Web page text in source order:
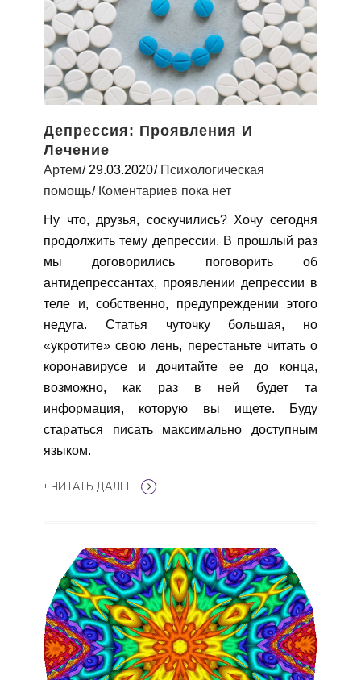
Депрессия: Проявления И
Лечение
Артем 29.03.2020
Психологическая
помощь
Коментариев пока нет
Ну что, друзья, соскучились? Хочу сегодня
продолжить тему депрессии. В прошлый раз
мы договорились поговорить об
антидепрессантах, проявлении депрессии в
теле и, собственно, предупреждении этого
недуга. Статья чуточку большая, но
«укротите» свою лень, перестаньте читать о
коронавирусе и дочитайте ее до конца,
возможно, как раз в ней будет та
информация, которую вы ищете. Буду
стараться писать максимально доступным
языком.
+ ЧИТАТЬ ДАЛЕЕ